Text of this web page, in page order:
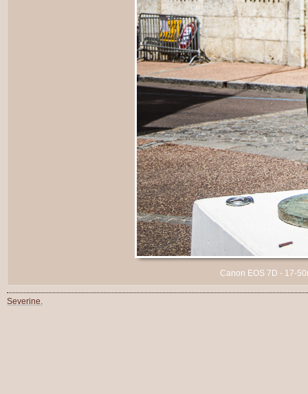
Canon EOS 7D - 17-
Severine.